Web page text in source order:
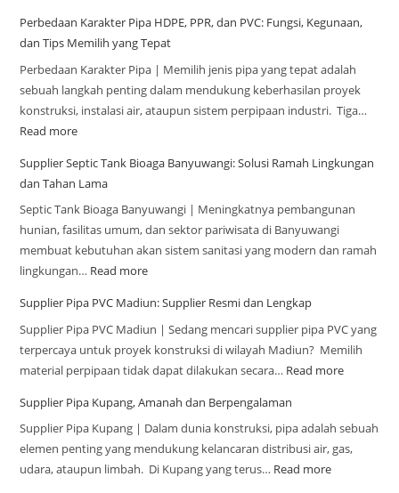
Perbedaan Karakter Pipa HDPE, PPR, dan PVC: Fungsi, Kegunaan,
dan Tips Memilih yang Tepat
Perbedaan Karakter Pipa | Memilih jenis pipa yang tepat adalah
sebuah langkah penting dalam mendukung keberhasilan proyek
konstruksi, instalasi air, ataupun sistem perpipaan industri. Tiga…
Read more
Supplier Septic Tank Bioaga Banyuwangi: Solusi Ramah Lingkungan
dan Tahan Lama
Septic Tank Bioaga Banyuwangi | Meningkatnya pembangunan
hunian, fasilitas umum, dan sektor pariwisata di Banyuwangi
membuat kebutuhan akan sistem sanitasi yang modern dan ramah
lingkungan… Read more
Supplier Pipa PVC Madiun: Supplier Resmi dan Lengkap
Supplier Pipa PVC Madiun | Sedang mencari supplier pipa PVC yang
terpercaya untuk proyek konstruksi di wilayah Madiun? Memilih
material perpipaan tidak dapat dilakukan secara… Read more
Supplier Pipa Kupang, Amanah dan Berpengalaman
Supplier Pipa Kupang | Dalam dunia konstruksi, pipa adalah sebuah
elemen penting yang mendukung kelancaran distribusi air, gas,
udara, ataupun limbah. Di Kupang yang terus… Read more